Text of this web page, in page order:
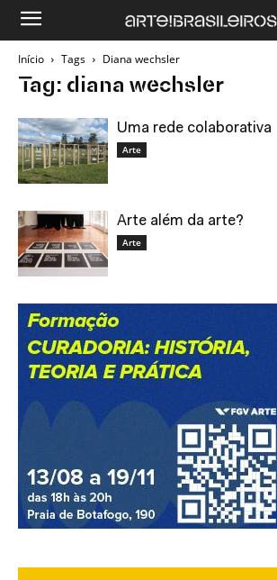
Início Tags Diana wechsler
Tag: diana wechsler
Uma rede colaborativa
Arte
Arte além da arte?
Arte